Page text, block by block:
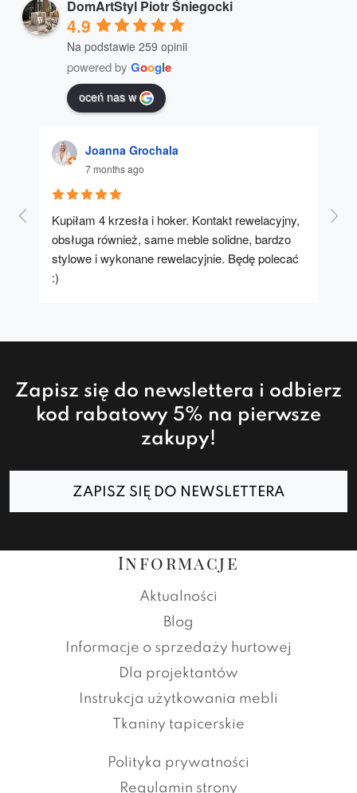
DomArtStyl Piotr Śniegocki
4.9
Na podstawie 259 opinii
powered by Google
oceń nas w
Joanna Grochala
7 months ago
Kupiłam 4 krzesła i hoker. Kontakt rewelacyjny,
obsługa również, same meble solidne, bardzo
stylowe i wykonane rewelacyjnie. Będę polecać
:)
A
Zapisz się do newslettera i odbierz
kod rabatowy 5% na pierwsze
zakupy!
ZAPISZ SIĘ DO NEWSLETTERA
Informacje
Aktualności
Blog
Informacje o sprzedaży hurtowej
Dla projektantów
Instrukcja użytkowania mebli
Tkaniny tapicerskie
Polityka prywatności
Regulamin strony